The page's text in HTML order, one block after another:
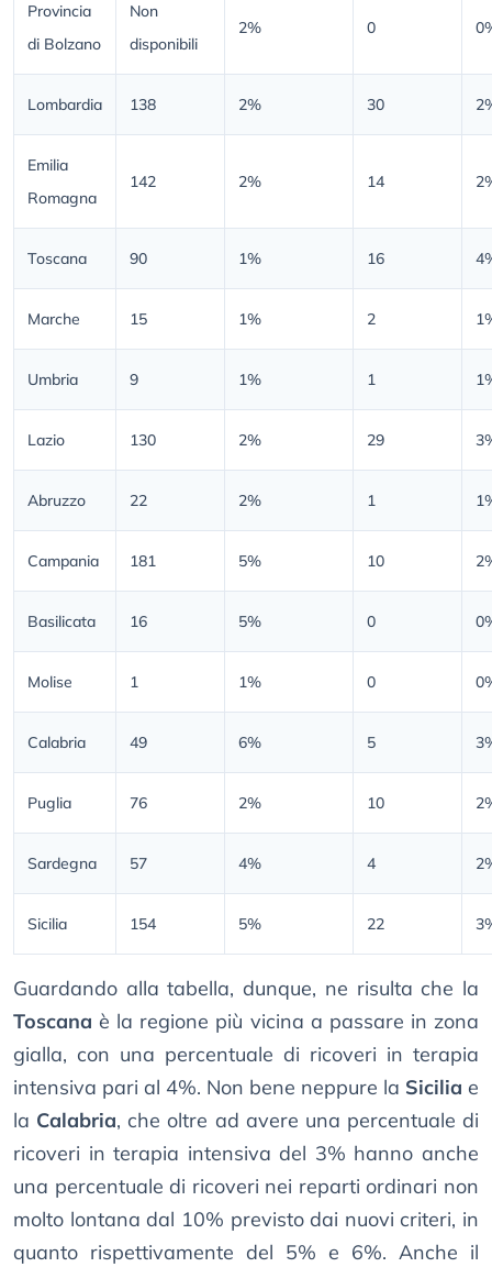
Provincia
di Bolzano
Non
disponibili
2% 0
Lombardia 138 2% 30
Emilia
Romagna
142 2% 14
Toscana 90 1% 16
Marche 15 1% 2
Umbria 9 1% 1
Lazio 130 2% 29
Abruzzo 22 2% 1
Campania 181 5% 10
Basilicata 16 5% 0
Molise 1 1% 0
Calabria 49 6% 5
Puglia 76 2% 10
Sardegna 57 4% 4
Sicilia 154 5% 22
Guardando alla tabella, dunque, ne risulta che la
Toscana è la regione più vicina a passare in zona
gialla, con una percentuale di ricoveri in terapia
intensiva pari al 4%. Non bene neppure la Sicilia e
la Calabria, che oltre ad avere una percentuale di
ricoveri in terapia intensiva del 3% hanno anche
una percentuale di ricoveri nei reparti ordinari non
molto lontana dal 10% previsto dai nuovi criteri, in
quanto rispettivamente del 5% e 6%. Anche il